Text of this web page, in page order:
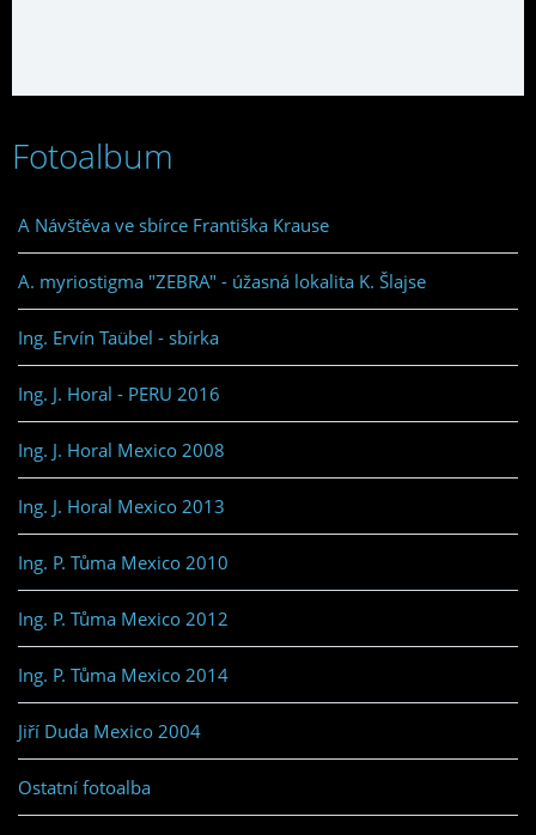
Fotoalbum
A Návštěva ve sbírce Františka Krause
A. myriostigma "ZEBRA" - úžasná lokalita K. Šlajse
Ing. Ervín Taübel - sbírka
Ing. J. Horal - PERU 2016
Ing. J. Horal Mexico 2008
Ing. J. Horal Mexico 2013
Ing. P. Tůma Mexico 2010
Ing. P. Tůma Mexico 2012
Ing. P. Tůma Mexico 2014
Jiří Duda Mexico 2004
Ostatní fotoalba